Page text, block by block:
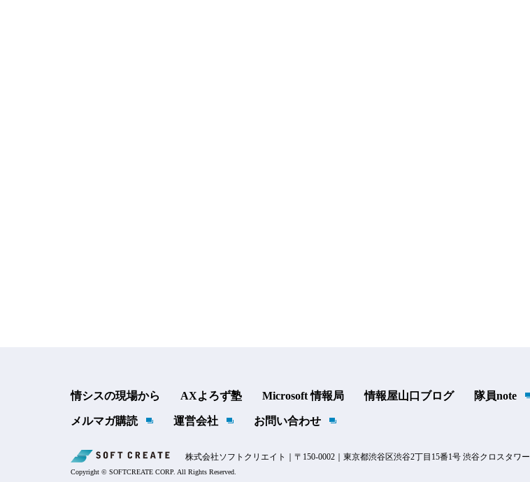
情シスの現場から AXよろず塾 Microsoft 情報局 情報屋山口ブログ 隊員note
メルマガ購読 運営会社 お問い合わせ
株式会社ソフトクリエイト｜〒150-0002｜東京都渋谷区渋谷2丁目15番1号 渋谷クロスタワー
Copyright © SOFTCREATE CORP. All Rights Reserved.